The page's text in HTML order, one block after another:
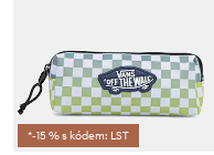
*-15 % s kódem: LST